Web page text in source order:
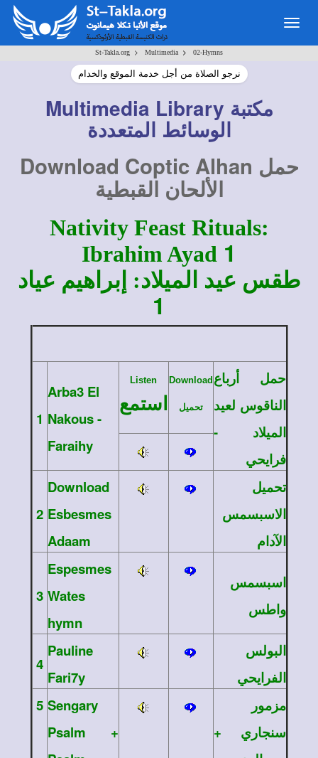
St-Takla.org > Multimedia > 02-Hymns
نرجو الصلاة من أجل خدمة الموقع والخدام
Multimedia Library مكتبة
الوسائط المتعددة
Download Coptic Alhan
الألحان القبطية
Nativity Feast Rituals:
Ibrahim Ayad 1
طقس عيد الميلاد: إبراهيم عياد
1
1
Arba3 El
Nakous -
Faraihy
Listen
استمع
Download
تحميل
حمل أرباع
الناقوس لعيد
الميلاد -
فرايحي
2
Download
Esbesmes
Adaam
تحميل
الاسبسمس
الآدام
3
Espesmes
Wates
hymn
اسبسمس
واطس
4
Pauline
Fari7y
البولس
الفرايحي
5 Sengary
Psalm +
مزمور
سنجاري +